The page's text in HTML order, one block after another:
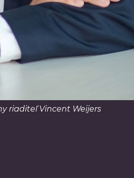
riaditeľ Vincent Weijers